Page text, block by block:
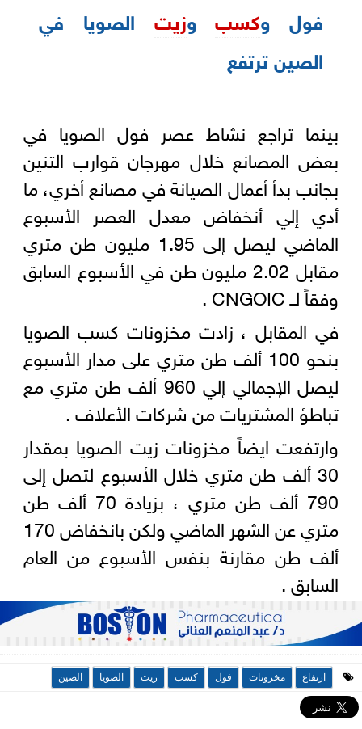
فول وكسبوزيت الصويا في
الصين ترتفع
بينما تراجع نشاط عصر فول الصويا في
بعض المصانع خلال مهرجان قوارب التنين
بجانب بدأ أعمال الصيانة في مصانع أخري، ما
أدي إلي أنخفاض معدل العصر الأسبوع
الماضي ليصل إلى 1.95 مليون طن متري
مقابل 2.02 مليون طن في الأسبوع السابق
وفقاً لــ CNGOIC .
في المقابل ، زادت مخزونات كسب الصويا
بنحو 100 ألف طن متري على مدار الأسبوع
ليصل الإجمالي إلي 960 ألف طن متري مع
تباطؤ المشتريات من شركات الأعلاف .
وارتفعت ايضاً مخزونات زيت الصويا بمقدار
30 ألف طن متري خلال الأسبوع لتصل إلى
790 ألف طن متري ، بزيادة 70 ألف طن
متري عن الشهر الماضي ولكن بانخفاض 170
ألف طن مقارنة بنفس الأسبوع من العام
السابق .
ارتفاع مخزونات فول كسب زيت الصويا الصين